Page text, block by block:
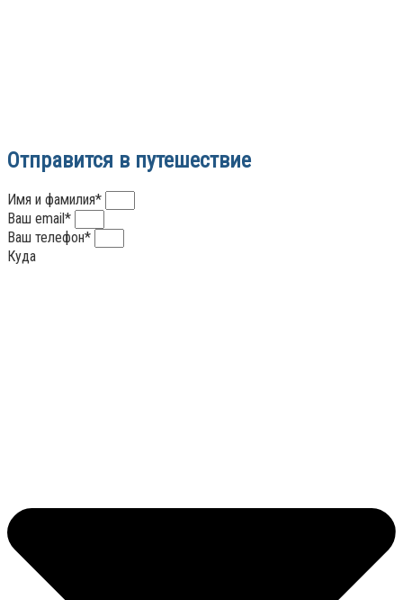
Отправится в путешествие
Имя и фамилия*
Ваш email*
Ваш телефон*
Куда